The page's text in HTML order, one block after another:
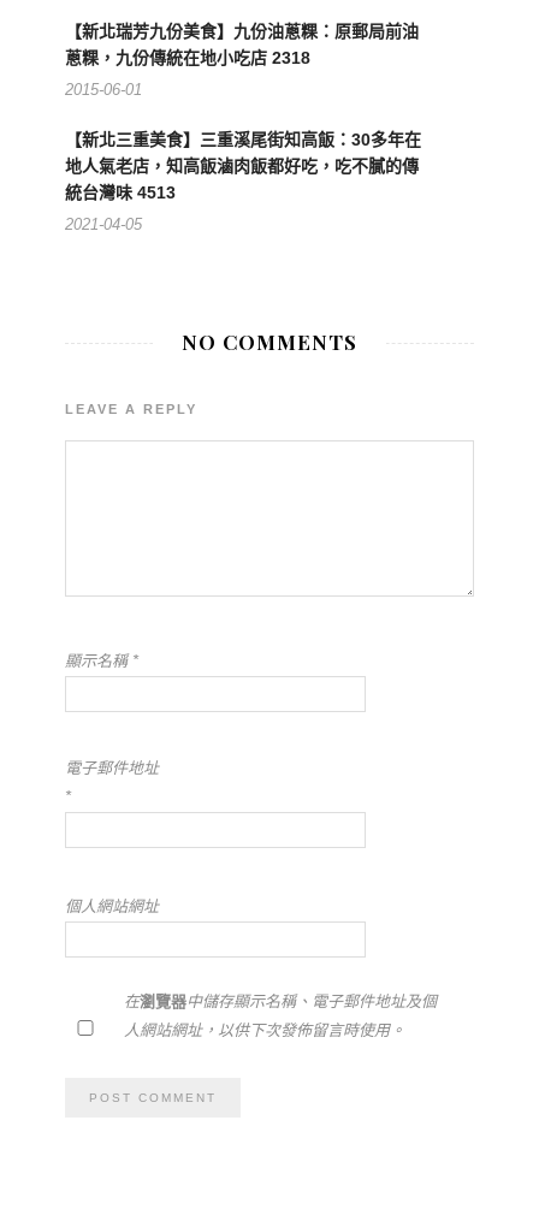
【新北瑞芳九份美食】九份油蔥粿：原郵局前油
蔥粿，九份傳統在地小吃店 2318
2015-06-01
【新北三重美食】三重溪尾街知高飯：30多年在
地人氣老店，知高飯滷肉飯都好吃，吃不膩的傳
統台灣味 4513
2021-04-05
NO COMMENTS
LEAVE A REPLY
顯示名稱 *
電子郵件地址
*
個人網站網址
在瀏覽器中儲存顯示名稱、電子郵件地址及個
人網站網址，以供下次發佈留言時使用。